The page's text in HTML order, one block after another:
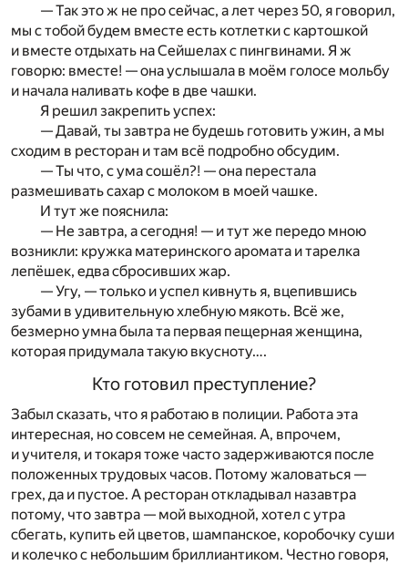
— Так это ж не про сейчас, а лет через 50, я говорил,
мы с тобой будем вместе есть котлетки с картошкой
и вместе отдыхать на Сейшелах с пингвинами. Я ж
говорю: вместе! — она услышала в моём голосе мольбу
и начала наливать кофе в две чашки.
Я решил закрепить успех:
— Давай, ты завтра не будешь готовить ужин, а мы
сходим в ресторан и там всё подробно обсудим.
— Ты что, с ума сошёл?! — она перестала
размешивать сахар с молоком в моей чашке.
И тут же пояснила:
— Не завтра, а сегодня! — и тут же передо мною
возникли: кружка материнского аромата и тарелка
лепёшек, едва сбросивших жар.
— Угу, — только и успел кивнуть я, вцепившись
зубами в удивительную хлебную мякоть. Всё же,
безмерно умна была та первая пещерная женщина,
которая придумала такую вкусноту….
Кто готовил преступление?
Забыл сказать, что я работаю в полиции. Работа эта
интересная, но совсем не семейная. А, впрочем,
и учителя, и токаря тоже часто задерживаются после
положенных трудовых часов. Потому жаловаться —
грех, да и пустое. А ресторан откладывал назавтра
потому, что завтра — мой выходной, хотел с утра
сбегать, купить ей цветов, шампанское, коробочку суши
и колечко с небольшим бриллиантиком. Честно говоря,